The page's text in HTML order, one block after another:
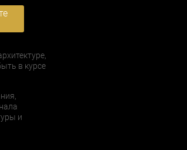
в курсе
и